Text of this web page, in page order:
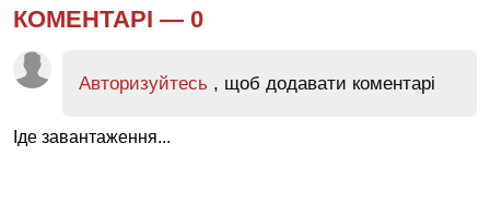
КОМЕНТАРІ — 0
Авторизуйтесь , щоб додавати коментарі
Іде завантаження...